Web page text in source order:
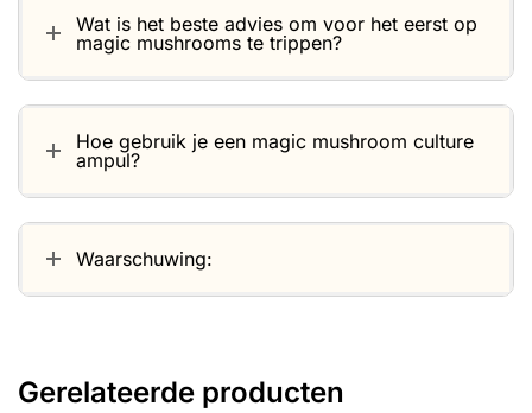
Wat is het beste advies om voor het eerst op
magic mushrooms te trippen?
Hoe gebruik je een magic mushroom culture
ampul?
Waarschuwing:
Gerelateerde producten